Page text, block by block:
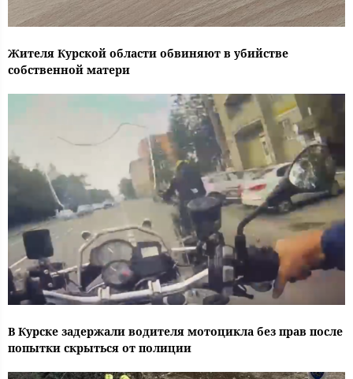
Жителя Курской области обвиняют в убийстве
собственной матери
В Курске задержали водителя мотоцикла без прав после
попытки скрыться от полиции